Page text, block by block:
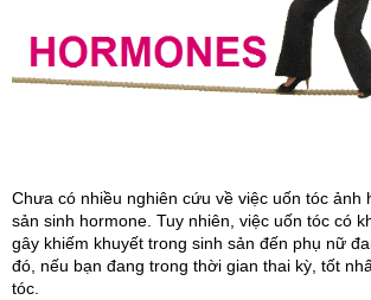
Chưa có nhiều nghiên cứu về việc uốn tóc ảnh
sản sinh hormone. Tuy nhiên, việc uốn tóc có
gây khiếm khuyết trong sinh sản đến phụ nữ
đó, nếu bạn đang trong thời gian thai kỳ, tốt
tóc.